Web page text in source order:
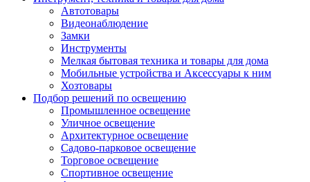
Автотовары
Видеонаблюдение
Замки
Инструменты
Мелкая бытовая техника и товары для дома
Мобильные устройства и Аксессуары к ним
Хозтовары
Подбор решений по освещению
Промышленное освещение
Уличное освещение
Архитектурное освещение
Садово-парковое освещение
Торговое освещение
Спортивное освещение